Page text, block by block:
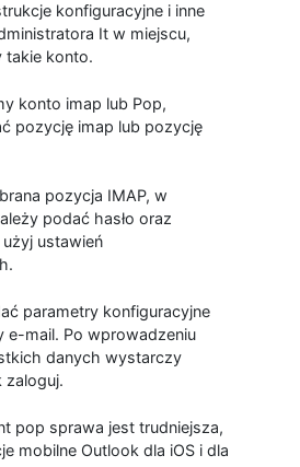
konfiguracyjne i inne
It w miejscu,
takie konto.
konto imap lub Pop,
pozycję imap lub pozycję
pozycja IMAP, w
podać hasło oraz
ustawień
parametry konfiguracyjne
e-mail. Po wprowadzeniu
danych wystarczy
zaloguj.
pop sprawa jest trudniejsza,
mobilne Outlook dla iOS i dla